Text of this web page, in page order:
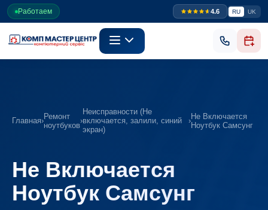
Работаем 4.6 RU UK
Главная›Ремонт
ноутбуков›
Неисправности (Не
включается, залили, синий
экран)
›Не Включается
Ноутбук Самсунг
Не Включается
Ноутбук Самсунг